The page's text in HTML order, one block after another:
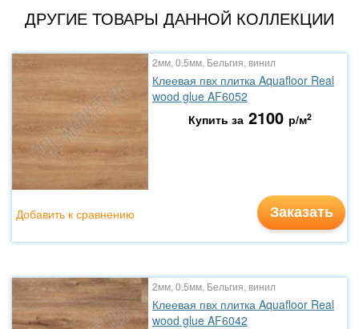
ДРУГИЕ ТОВАРЫ ДАННОЙ КОЛЛЕКЦИИ
2мм, 0.5мм, Бельгия, винил
Клеевая пвх плитка Aquafloor Real
wood glue AF6052
Купить за 2100 р/м2
Заказать
Добавить к сравнению
2мм, 0.5мм, Бельгия, винил
Клеевая пвх плитка Aquafloor Real
wood glue AF6042